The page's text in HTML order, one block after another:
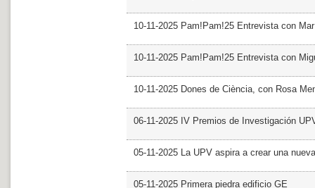
10-11-2025 Pam!Pam!25 Entrevista con
10-11-2025 Pam!Pam!25 Entrevista con
10-11-2025 Dones de Ciència, con Rosa
06-11-2025 IV Premios de Investigación
05-11-2025 La UPV aspira a crear una
05-11-2025 Primera piedra edificio GE